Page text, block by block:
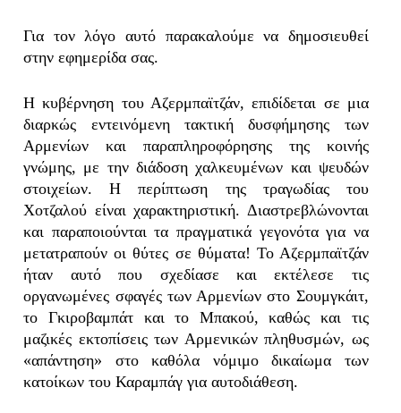
Για τον λόγο αυτό παρακαλούμε να δημοσιευθεί
στην εφημερίδα σας.
Η κυβέρνηση του Αζερμπαϊτζάν, επιδίδεται σε μια
διαρκώς εντεινόμενη τακτική δυσφήμησης των
Αρμενίων και παραπληροφόρησης της κοινής
γνώμης, με την διάδοση χαλκευμένων και ψευδών
στοιχείων. Η περίπτωση της τραγωδίας του
Χοτζαλού είναι χαρακτηριστική. Διαστρεβλώνονται
και παραποιούνται τα πραγματικά γεγονότα για να
μετατραπούν οι θύτες σε θύματα! Το Αζερμπαϊτζάν
ήταν αυτό που σχεδίασε και εκτέλεσε τις
οργανωμένες σφαγές των Αρμενίων στο Σουμγκάιτ,
το Γκιροβαμπάτ και το Μπακού, καθώς και τις
μαζικές εκτοπίσεις των Αρμενικών πληθυσμών, ως
«απάντηση» στο καθόλα νόμιμο δικαίωμα των
κατοίκων του Καραμπάγ για αυτοδιάθεση.